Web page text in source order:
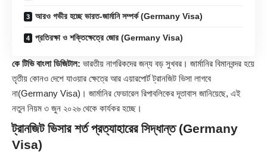
আরও গভীর হচ্ছে ভারত-জার্মানি সম্পর্ক (Germany Visa)
প্রতিরক্ষা ও শক্তিক্ষেত্রে জোর (Germany Visa)
কে টিভি বাংলা ডিজিটাল: ভারতীয় নাগরিকদের জন্য বড় সুখবর। জার্মানির বিমানবন্দর হয়ে
তৃতীয় কোনও দেশে যাওয়ার ক্ষেত্রে আর এয়ারপোর্ট ট্রানজিট ভিসা লাগবে
না(Germany Visa)। জার্মানির ফেডারেল রিপাবলিকের দূতাবাস জানিয়েছে, এই
নতুন নিয়ম ৩ জুন ২০২৬ থেকে কার্যকর হচ্ছে।
ট্রানজিট ভিসার শর্ত প্রত্যাহারের সিদ্ধান্ত (Germany
Visa)